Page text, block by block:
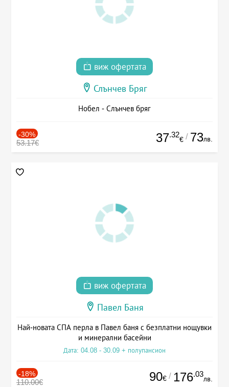
виж офертата
Слънчев Бряг
Нобел - Слънчев бряг
-30%
53.17€ 37.32
€ / 73лв.
виж офертата
Павел Баня
Най-новата СПА перла в Павел баня с безплатни нощувки
и минерални басейни
Дата: 04.08 - 30.09 + полупансион
-18%
110.00€ 90€ / 176.03
лв.